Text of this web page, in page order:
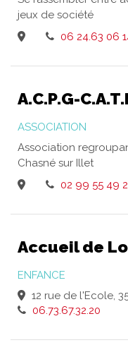
jeux de société
06 24.63 06
A.C.P.G-
ASSOCIATION
Association
Chasné sur Illet
02 99 55 49
Accueil de
ENFANCE
12 rue de l'Ecole,
06.73.67.32.20